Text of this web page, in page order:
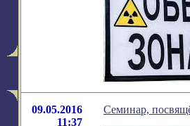
09.05.2016
11:37
Семинар,